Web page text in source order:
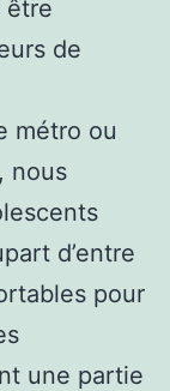
être
de
métro ou
nous
d’entre
pour
une partie